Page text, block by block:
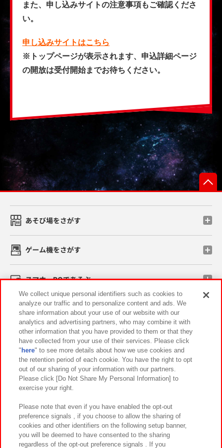
また、申し込みサイトの注意事項もご確認くださ
い。
申し込みサイトはこちら
※トップページが表示されます、申込詳細ページ
の開放は受付開始までお待ちください。
あそび場をさがす
ゲーム機をさがす
スマホ・PCであそぶ
イベント・キャンペーン
関連会社 サステナビリティ サイトポリシー
プライバシーポリシー ウェブアクセシビリティ方針と検証結果
お取引先さまとともに
カスタマーハラスメント対応方針 よくあるご質問・お問い合わせ
We collect unique personal identifiers such as cookies to
analyze our traffic and to personalize content and ads. We
share information about your use of our website with our
analytics and advertising partners, who may combine it with
other information that you have provided to them or that they
have collected from your use of their services. Please click
" here" to see more details about how we use cookies and
the retention period of each cookie. You have the right to opt
out of our sharing of your information with our partners.
Please click [Do Not Share My Personal Information] to
exercise your right.
Please note that even if you have enabled the opt-out
preference signals , if you choose to allow the sharing of
cookies and other identifiers on the following setup banner,
you will be deemed to have consented to the sharing
regardless of the opt-out preference signals . If you